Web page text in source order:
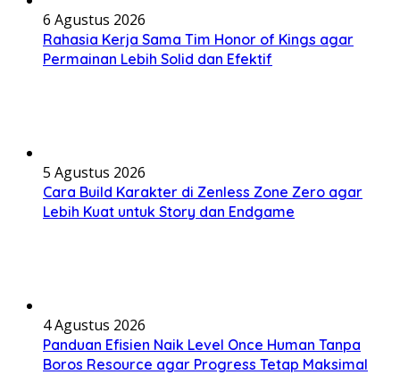
6 Agustus 2026
Rahasia Kerja Sama Tim Honor of Kings agar
Permainan Lebih Solid dan Efektif
5 Agustus 2026
Cara Build Karakter di Zenless Zone Zero agar
Lebih Kuat untuk Story dan Endgame
4 Agustus 2026
Panduan Efisien Naik Level Once Human Tanpa
Boros Resource agar Progress Tetap Maksimal